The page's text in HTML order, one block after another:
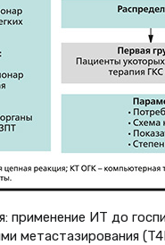
применение ИТ до
метастазирования